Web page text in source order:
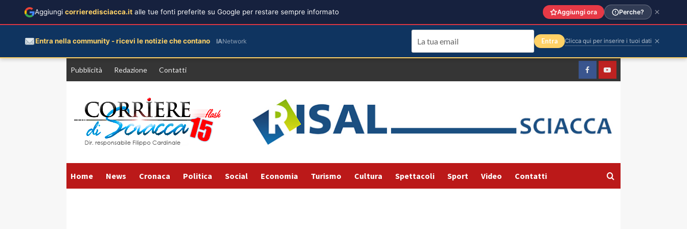
Pubblicità Redazione Contatti
FacebookYountube
Home News Cronaca Politica Social Economia Turismo Cultura Spettacoli Sport Video Contatti
Aggiungi corrieredisciacca.it alle tue fonti preferite su Google per restare sempre informato Aggiungi ora Perche?
Entra nella community - ricevi le notizie che contano IANetwork Entra Clicca qui per inserire i tuoi dati